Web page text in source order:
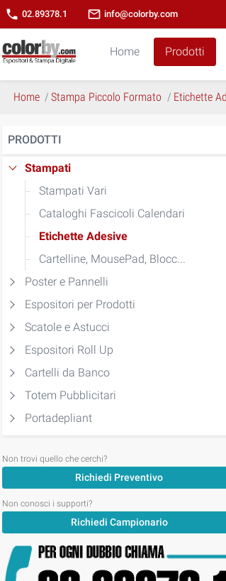
phone 02.89378.1 mail_outline info@colorby.com
Home Prodotti
Home Stampa Piccolo Formato Etichette
PRODOTTI
Stampati
Stampati Vari
Cataloghi Fascicoli Calendari
Etichette Adesive
Cartelline, MousePad, Blocc...
Poster e Pannelli
Espositori per Prodotti
Scatole e Astucci
Espositori Roll Up
Cartelli da Banco
Totem Pubblicitari
Portadepliant
Non trovi quello che cerchi?
Richiedi Preventivo
Non conosci i supporti?
Richiedi Campionario